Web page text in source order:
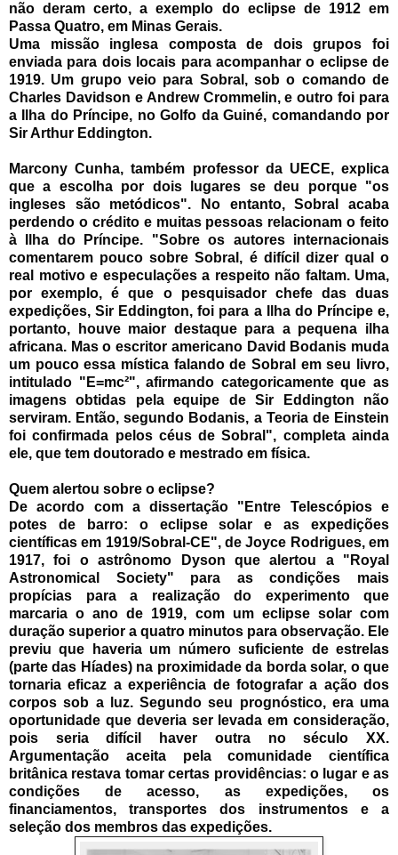
não deram certo, a exemplo do eclipse de 1912 em
Passa Quatro, em Minas Gerais.
Uma missão inglesa composta de dois grupos foi
enviada para dois locais para acompanhar o eclipse de
1919. Um grupo veio para Sobral, sob o comando de
Charles Davidson e Andrew Crommelin, e outro foi para
a Ilha do Príncipe, no Golfo da Guiné, comandando por
Sir Arthur Eddington.
Marcony Cunha, também professor da UECE, explica
que a escolha por dois lugares se deu porque "os
ingleses são metódicos". No entanto, Sobral acaba
perdendo o crédito e muitas pessoas relacionam o feito
à Ilha do Príncipe. "Sobre os autores internacionais
comentarem pouco sobre Sobral, é difícil dizer qual o
real motivo e especulações a respeito não faltam. Uma,
por exemplo, é que o pesquisador chefe das duas
expedições, Sir Eddington, foi para a Ilha do Príncipe e,
portanto, houve maior destaque para a pequena ilha
africana. Mas o escritor americano David Bodanis muda
um pouco essa mística falando de Sobral em seu livro,
intitulado "E=mc²", afirmando categoricamente que as
imagens obtidas pela equipe de Sir Eddington não
serviram. Então, segundo Bodanis, a Teoria de Einstein
foi confirmada pelos céus de Sobral", completa ainda
ele, que tem doutorado e mestrado em física.
Quem alertou sobre o eclipse?
De acordo com a dissertação "Entre Telescópios e
potes de barro: o eclipse solar e as expedições
científicas em 1919/Sobral-CE", de Joyce Rodrigues, em
1917, foi o astrônomo Dyson que alertou a "Royal
Astronomical Society" para as condições mais
propícias para a realização do experimento que
marcaria o ano de 1919, com um eclipse solar com
duração superior a quatro minutos para observação. Ele
previu que haveria um número suficiente de estrelas
(parte das Híades) na proximidade da borda solar, o que
tornaria eficaz a experiência de fotografar a ação dos
corpos sob a luz. Segundo seu prognóstico, era uma
oportunidade que deveria ser levada em consideração,
pois seria difícil haver outra no século XX.
Argumentação aceita pela comunidade científica
britânica restava tomar certas providências: o lugar e as
condições de acesso, as expedições, os
financiamentos, transportes dos instrumentos e a
seleção dos membros das expedições.